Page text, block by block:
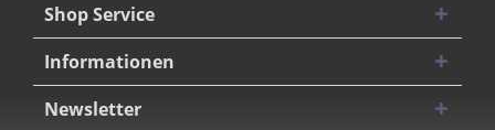
Shop Service
Informationen
Newsletter